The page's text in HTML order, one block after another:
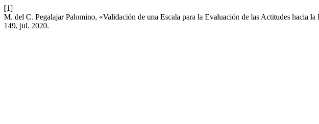
[1]
M. del C. Pegalajar Palomino, «Validación de una Escala para la Evaluación de las Actitudes hacia
149, jul. 2020.